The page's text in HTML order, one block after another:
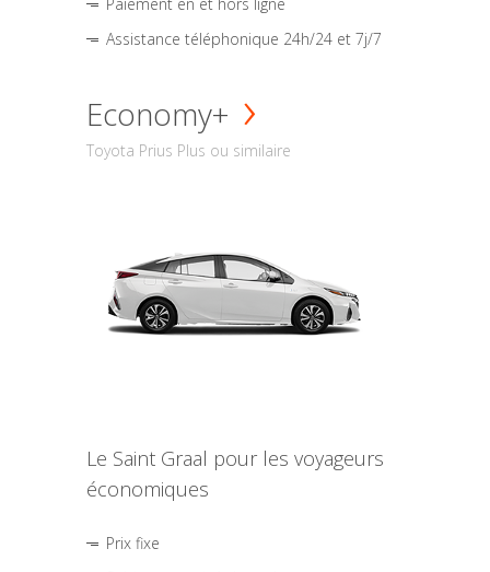
Assistance téléphonique 24h/24 et 7j/7
Economy+
Toyota Prius Plus ou similaire
Le Saint Graal pour les voyageurs
économiques
Prix fixe